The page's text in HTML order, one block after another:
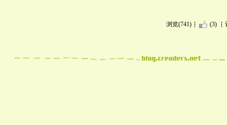
浏览(741) (3)